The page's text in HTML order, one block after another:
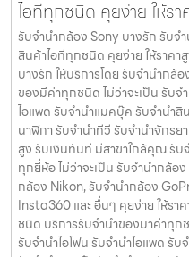
ไอทีทุกชนิด คุยง่าย ให้รา
รับจำนำกล้อง Sony บางรัก รับจํ
สินค้าไอทีทุกชนิด คุยง่าย ให้ราค
บางรัก ให้บริการโดย รับจํานํากล้
ของมีค่าทุกชนิด ไม่ว่าจะเป็น รับจํ
ไอแพด รับจํานําแมคบุ๊ค รับจํานําสิ
นาฬิกา รับจํานําทีวี รับจํานําจักรย
สูง รับเงินทันที มีสาขาใกล้คุณ รั
ทุกยี่ห้อ ไม่ว่าจะเป็น รับจำนำกล้อ
กล้อง Nikon, รับจำนำกล้อง
Insta360 และ อื่นๆ คุยง่าย ให้ร
ชนิด บริการรับจำนำของมาค่าทุก
รับจํานําไอโฟน รับจํานําไอแพด รั